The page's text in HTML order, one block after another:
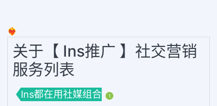
❤️‍🔥
关于【 Ins推广 】社交营销
服务列表
Ins都在用社媒组合 1